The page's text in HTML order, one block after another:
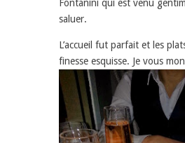
Fontanini qui est venu
saluer.
L’accueil fut parfait et les
finesse esquisse. Je vous